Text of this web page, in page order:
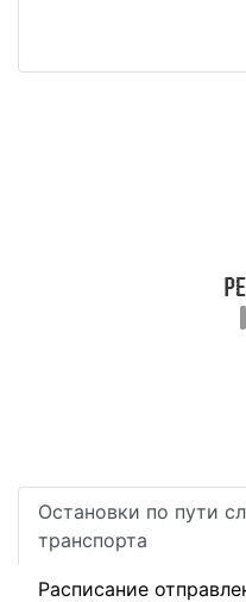
Остановки по пути
транспорта
Расписание